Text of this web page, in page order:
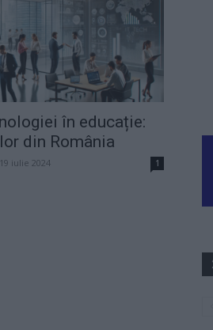
în educație:
din România
iulie 2024 1